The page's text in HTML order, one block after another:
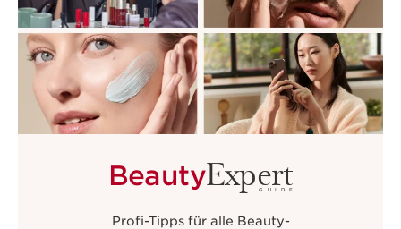
BeautyExpert
GUIDE
Profi-Tipps für alle Beauty-